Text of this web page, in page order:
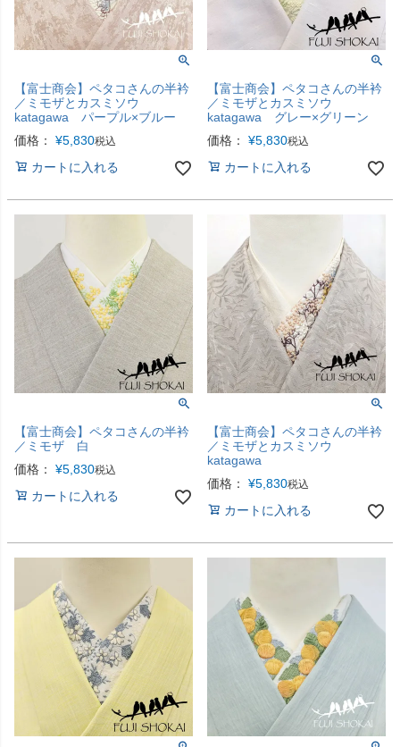
【富士商会】ペタコさんの半衿
／ミモザとカスミソウ
katagawa パープル×ブルー
価格：
¥5,830税込
カートに入れる
【富士商会】ペタコさんの半衿
／ミモザとカスミソウ
katagawa グレー×グリーン
価格：
¥5,830税込
カートに入れる
【富士商会】ペタコさんの半衿
／ミモザ 白
価格：
¥5,830税込
カートに入れる
【富士商会】ペタコさんの半衿
／ミモザとカスミソウ
katagawa
価格：
¥5,830税込
カートに入れる